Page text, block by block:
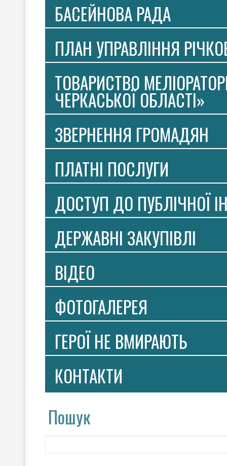
БАСЕЙНОВА РАДА
ПЛАН УПРАВЛІННЯ
ТОВАРИСТВО
ЧЕРКАСЬКОЇ ОБЛАСТІ»
ЗВЕРНЕННЯ ГРОМАДЯН
ПЛАТНI ПОСЛУГИ
ДОСТУП ДО ПУБЛІЧНОЇ
ДЕРЖАВНІ ЗАКУПІВЛІ
ВIДЕО
ФОТОГАЛЕРЕЯ
ГЕРОЇ НЕ ВМИРАЮТЬ
КОНТАКТИ
Пошук